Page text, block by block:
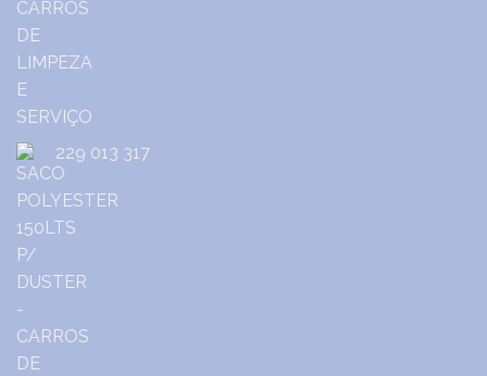
229 013 317